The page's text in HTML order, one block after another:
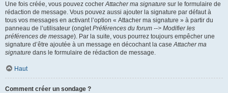
Une fois créée, vous pouvez cocherAttacher ma signature sur le formulaire de
rédaction de message. Vous pouvez aussi ajouter la signature par défaut à
tous vos messages en activant l’option « Attacher ma signature » à partir du
panneau de l’utilisateur (ongletPréférences du forum --> Modifier les
préférences de message). Par la suite, vous pourrez toujours empêcher une
signature d’être ajoutée à un message en décochant la caseAttacher ma
signature dans le formulaire de rédaction de message.
Haut
Comment créer un sondage ?